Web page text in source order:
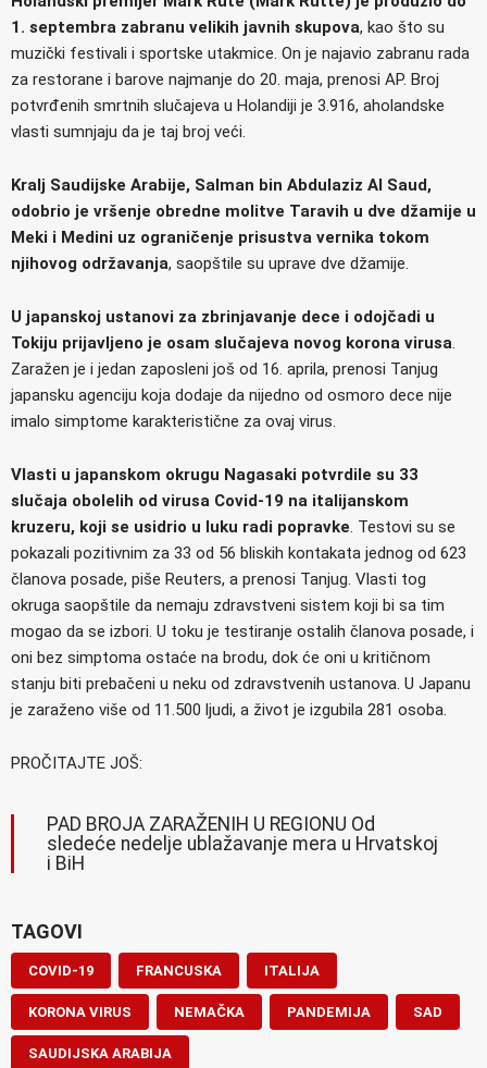
1. septembra zabranu velikih javnih skupova, kao što su
muzički festivali i sportske utakmice. On je najavio zabranu rada
za restorane i barove najmanje do 20. maja, prenosi AP. Broj
potvrđenih smrtnih slučajeva u Holandiji je 3.916, aholandske
vlasti sumnjaju da je taj broj veći.
Kralj Saudijske Arabije, Salman bin Abdulaziz Al Saud,
odobrio je vršenje obredne molitve Taravih u dve džamije u
Meki i Medini uz ograničenje prisustva vernika tokom
njihovog održavanja, saopštile su uprave dve džamije.
U japanskoj ustanovi za zbrinjavanje dece i odojčadi u
Tokiju prijavljeno je osam slučajeva novog korona virusa.
Zaražen je i jedan zaposleni još od 16. aprila, prenosi Tanjug
japansku agenciju koja dodaje da nijedno od osmoro dece nije
imalo simptome karakteristične za ovaj virus.
Vlasti u japanskom okrugu Nagasaki potvrdile su 33
slučaja obolelih od virusa Covid-19 na italijanskom
kruzeru, koji se usidrio u luku radi popravke. Testovi su se
pokazali pozitivnim za 33 od 56 bliskih kontakata jednog od 623
članova posade, piše Reuters, a prenosi Tanjug. Vlasti tog
okruga saopštile da nemaju zdravstveni sistem koji bi sa tim
mogao da se izbori. U toku je testiranje ostalih članova posade, i
oni bez simptoma ostaće na brodu, dok će oni u kritičnom
stanju biti prebačeni u neku od zdravstvenih ustanova. U Japanu
je zaraženo više od 11.500 ljudi, a život je izgubila 281 osoba.
PROČITAJTE JOŠ:
PAD BROJA ZARAŽENIH U REGIONU Od
sledeće nedelje ublažavanje mera u Hrvatskoj
i BiH
TAGOVI
COVID-19 FRANCUSKA ITALIJA
KORONA VIRUS NEMAČKA PANDEMIJA SAD
SAUDIJSKA ARABIJA